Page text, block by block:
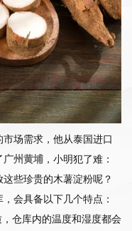
场需求，他从泰国进口
广州黄埔 ，小明犯了难：
些珍贵的木薯淀粉呢？
会具备以下几个特点：
仓库内的温度和湿度都会